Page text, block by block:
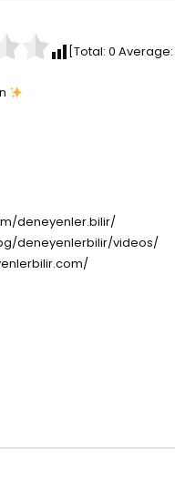
[Total: 0 Average:
deneyenler.bilir/
deneyenlerbilir/videos/